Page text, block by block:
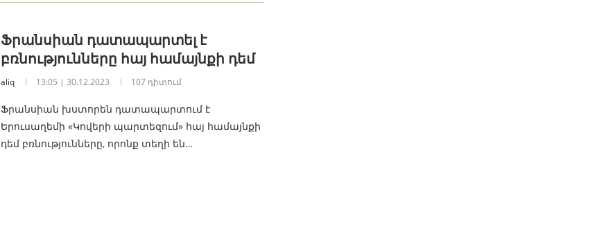
Ֆրանսիան դատապարտել է
բռնությունները հայ համայնքի դեմ
aliq 13:05 | 30.12.2023 107 դիտում
Ֆրանսիան խստորեն դատապարտում է
Երուսաղեմի «Կովերի պարտեզում» հայ համայնքի
դեմ բռնությունները, որոնք տեղի են…